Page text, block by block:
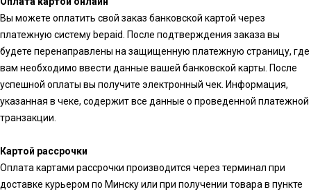
Вы можете оплатить свой заказ банковской картой через
платежную систему bepaid. После подтверждения заказа вы
будете перенаправлены на защищенную платежную страницу, где
вам необходимо ввести данные вашей банковской карты. После
успешной оплаты вы получите электронный чек. Информация,
указанная в чеке, содержит все данные о проведенной платежной
транзакции.
Картой рассрочки
Оплата картами рассрочки производится через терминал при
доставке курьером по Минску или при получении товара в пункте